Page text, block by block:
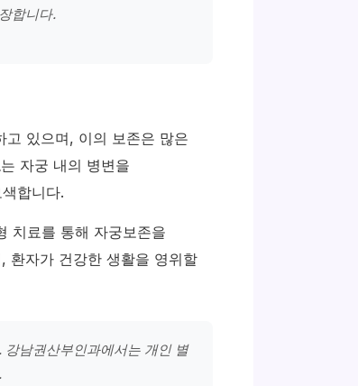
합니다.
고 있으며, 이의 보존은 많은
는 자궁 내의 병변을
합니다.
치료를 통해 자궁보존을
환자가 건강한 생활을 영위할
남권산부인과에서는 개인 별